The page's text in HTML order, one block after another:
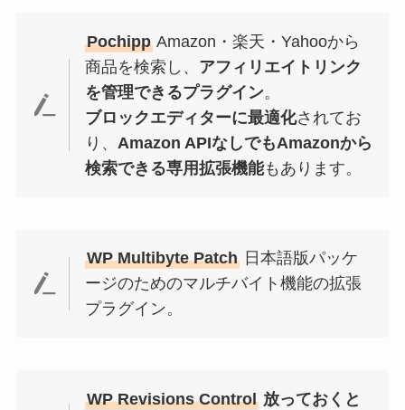
Pochipp Amazon・楽天・Yahooから
商品を検索し、 アフィリエイトリンク
を管理できるプラグイン。
ブロックエディターに最適化されてお
り、 Amazon APIなしでもAmazonから
検索できる専用拡張機能もあります。
WP Multibyte Patch 日本語版パッケ
ージのためのマルチバイト機能の拡張
プラグイン。
WP Revisions Control 放っておくと